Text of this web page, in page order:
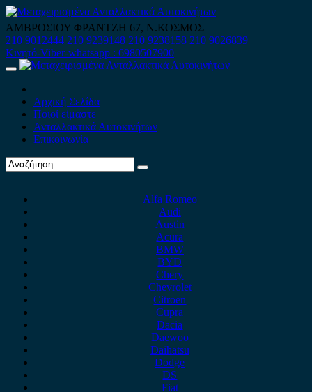
Skip
to
content
ΑΜΒΡΟΣΙΟΥ ΦΡΑΝΤΖΗ 67, Ν.ΚΟΣΜΟΣ
210 9012444 210 9239148 210 9238158 210 9026839
Κινητό-Viber-whatsapp : 6980507900
Primary
Αρχική Σελίδα
Ποιοί είμαστε
Ανταλλακτικά Αυτοκινήτων
Επικοινωνία
Alfa Romeo
Audi
Austin
Acura
BMW
BYD
Chery
Chevrolet
Citroen
Cupra
Dacia
Daewoo
Daihatsu
Dodge
DS
Fiat